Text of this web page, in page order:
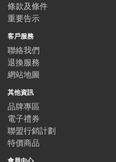
條款及條件
重要告示
客戶服務
聯絡我們
退換服務
網站地圖
其他資訊
品牌專區
電子禮券
聯盟行銷計劃
特價商品